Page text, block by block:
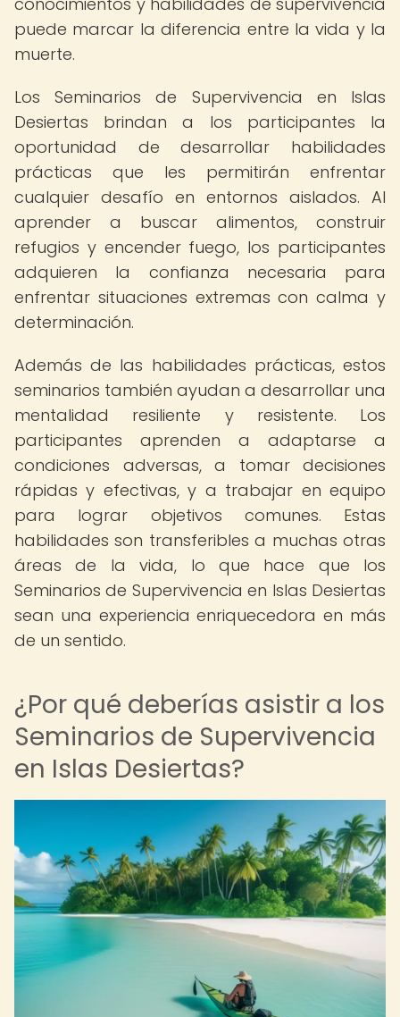
puede marcar la diferencia entre la vida y la
muerte.
Los Seminarios de Supervivencia en Islas
Desiertas brindan a los participantes la
oportunidad de desarrollar habilidades
prácticas que les permitirán enfrentar
cualquier desafío en entornos aislados. Al
aprender a buscar alimentos, construir
refugios y encender fuego, los participantes
adquieren la confianza necesaria para
enfrentar situaciones extremas con calma y
determinación.
Además de las habilidades prácticas, estos
seminarios también ayudan a desarrollar una
mentalidad resiliente y resistente. Los
participantes aprenden a adaptarse a
condiciones adversas, a tomar decisiones
rápidas y efectivas, y a trabajar en equipo
para lograr objetivos comunes. Estas
habilidades son transferibles a muchas otras
áreas de la vida, lo que hace que los
Seminarios de Supervivencia en Islas Desiertas
sean una experiencia enriquecedora en más
de un sentido.
¿Por qué deberías asistir a los
Seminarios de Supervivencia
en Islas Desiertas?